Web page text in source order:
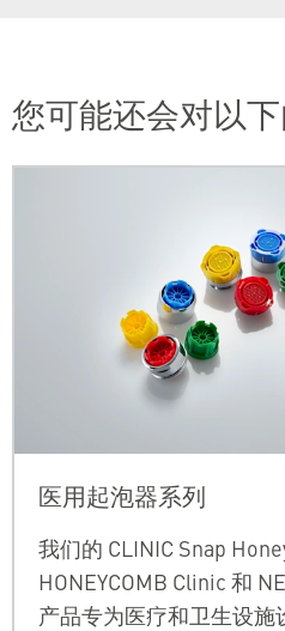
您可能还会对以
医用起泡器系列
我们的 CLINIC Snap
HONEYCOMB Clinic 和
产品专为医疗和卫生设